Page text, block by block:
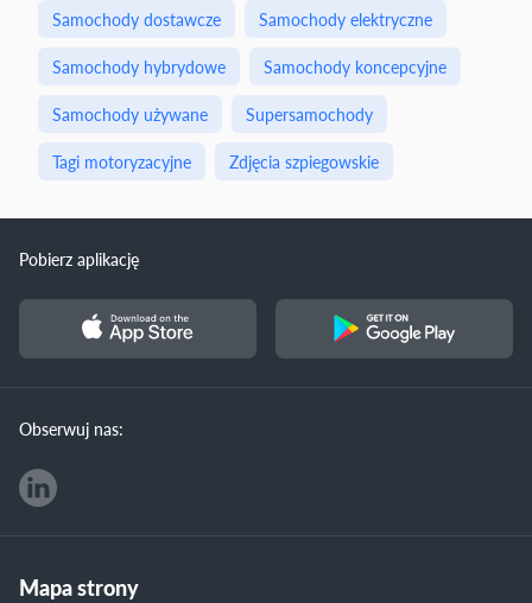
Samochody dostawcze
Samochody elektryczne
Samochody hybrydowe
Samochody koncepcyjne
Samochody używane
Supersamochody
Tagi motoryzacyjne
Zdjęcia szpiegowskie
Pobierz aplikację
Obserwuj nas:
Mapa strony